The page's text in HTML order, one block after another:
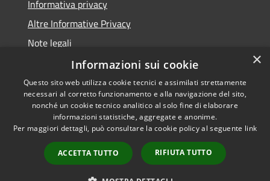
Informativa privacy
Altre Informative Privacy
Note legali
Dichiarazione di accessibilità
RSS
Accessibilità
Copyright © 2026 • Comune di
Municipium•
Accesso
redazione
×
Informazioni sui cookie
Questo sito web utilizza cookie tecnici e assimilati strettamente
necessari al corretto funzionamento e alla navigazione del sito,
nonché un cookie tecnico analitico al solo fine di elaborare
informazioni statistiche, aggregate e anonime.
Per maggiori dettagli, può consultare la cookie policy al seguente link
ACCETTA TUTTO RIFIUTA TUTTO